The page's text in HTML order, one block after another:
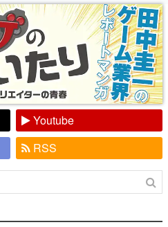
Youtube
RSS
ンキング